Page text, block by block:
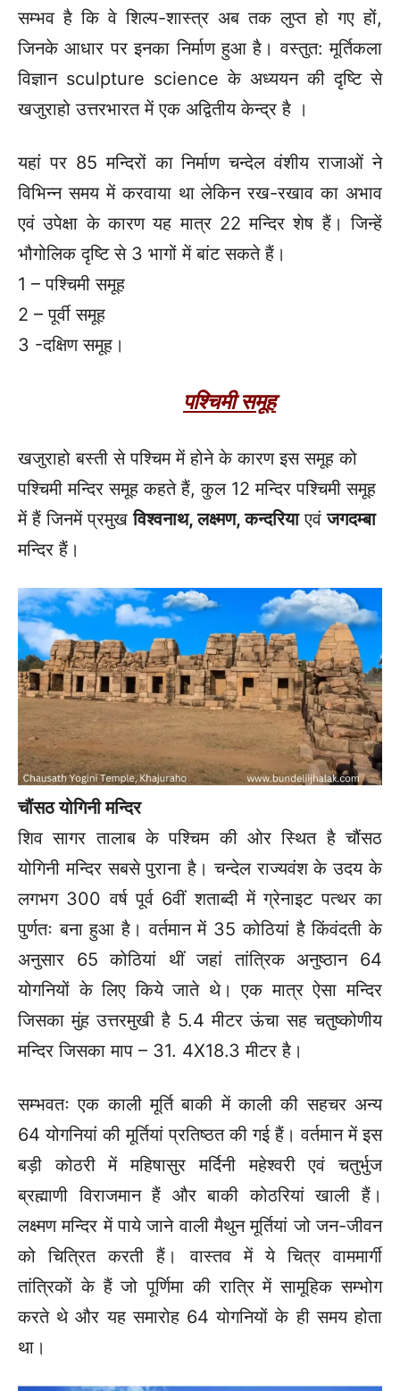
सम्भव है कि वे शिल्प-शास्त्र अब तक लुप्त हो गए हों,
जिनके आधार पर इनका निर्माण हुआ है। वस्तुत: मूर्तिकला
विज्ञान sculpture science के अध्ययन की दृष्टि से
खजुराहो उत्तरभारत में एक अद्वितीय केन्द्र है ।
यहां पर 85 मन्दिरों का निर्माण चन्देल वंशीय राजाओं ने
विभिन्न समय में करवाया था लेकिन रख-रखाव का अभाव
एवं उपेक्षा के कारण यह मात्र 22 मन्दिर शेष हैं। जिन्हें
भौगोलिक दृष्टि से 3 भागों में बांट सकते हैं।
1 – पश्चिमी समूह
2 – पूर्वी समूह
3 -दक्षिण समूह।
पश्चिमी समूह
खजुराहो बस्ती से पश्चिम में होने के कारण इस समूह को
पश्चिमी मन्दिर समूह कहते हैं, कुल 12 मन्दिर पश्चिमी समूह
में हैं जिनमें प्रमुखविश्वनाथ, लक्ष्मण, कन्दरियाएवंजगदम्बा
मन्दिर हैं।
चौंसठ योगिनी मन्दिर
शिव सागर तालाब के पश्चिम की ओर स्थित है चौंसठ
योगिनी मन्दिर सबसे पुराना है। चन्देल राज्यवंश के उदय के
लगभग 300 वर्ष पूर्व 6वीं शताब्दी में ग्रेनाइट पत्थर का
पुर्णतः बना हुआ है। वर्तमान में 35 कोठियां है किंवंदती के
अनुसार 65 कोठियां थीं जहां तांत्रिक अनुष्ठान 64
योगनियों के लिए किये जाते थे। एक मात्र ऐसा मन्दिर
जिसका मुंह उत्तरमुखी है 5.4 मीटर ऊंचा सह चतुष्कोणीय
मन्दिर जिसका माप – 31. 4X18.3 मीटर है।
सम्भवतः एक काली मूर्ति बाकी में काली की सहचर अन्य
64 योगनियां की मूर्तियां प्रतिष्ठत की गई हैं। वर्तमान में इस
बड़ी कोठरी में महिषासुर मर्दिनी महेश्वरी एवं चतुर्भुज
ब्रह्माणी विराजमान हैं और बाकी कोठरियां खाली हैं।
लक्ष्मण मन्दिर में पाये जाने वाली मैथुन मूर्तियां जो जन-जीवन
को चित्रित करती हैं। वास्तव में ये चित्र वाममार्गी
तांत्रिकों के हैं जो पूर्णिमा की रात्रि में सामूहिक सम्भोग
करते थे और यह समारोह 64 योगनियों के ही समय होता
था।